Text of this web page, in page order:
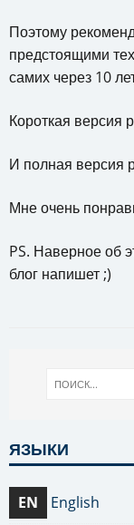
Поэтому
предстоящими
самих через 10
Короткая версия
И полная версия
Мне очень
PS. Наверное об
блог напишет ;)
ЯЗЫКИ
EN English